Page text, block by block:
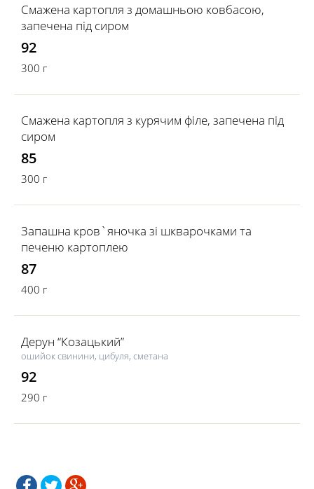
Смажена картопля з домашньою ковбасою,
запечена під сиром
92
300 г
Смажена картопля з курячим філе, запечена під
сиром
85
300 г
Запашна кров`яночка зі шкварочками та
печеню картоплею
87
400 г
Дерун “Козацький”
ошийок свинини, цибуля, сметана
92
290 г